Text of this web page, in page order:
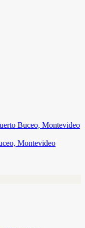
Montevideo